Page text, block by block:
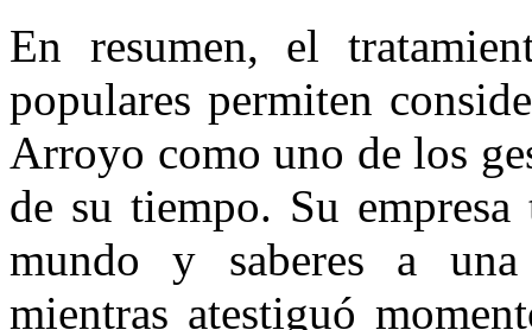
En resumen, el
populares permiten
Arroyo como uno de los
de su tiempo. Su
mundo y saberes a
mientras atestiguó